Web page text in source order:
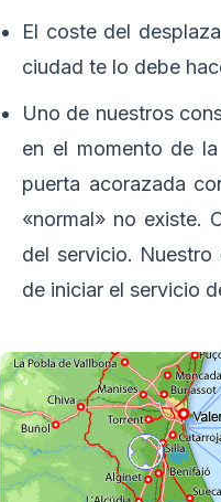
El coste del
ciudad te lo debe
Uno de nuestros
en el momento de
puerta acorazada
«normal» no existe.
del servicio. Nuestro
de iniciar el servicio